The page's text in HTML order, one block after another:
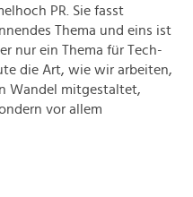
PR. Sie fasst
Thema und eins ist
nur ein Thema für Tech-
die Art, wie wir arbeiten,
Wandel mitgestaltet,
vor allem